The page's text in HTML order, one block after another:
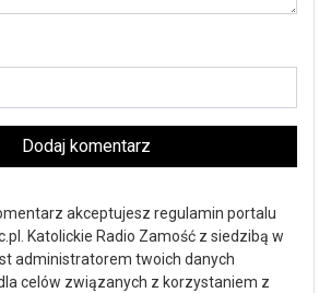
Dodaj komentarz
akceptujesz regulamin portalu
Katolickie Radio Zamość z siedzibą w
administratorem twoich danych
celów związanych z korzystaniem z